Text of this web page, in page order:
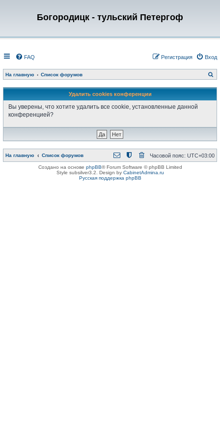
Богородицк - тульский Петергоф
FAQ Вход
Регистрация
На главную Список форумов
о
с
Удалить cookies конференции
Вы уверены, что хотите удалить все cookie, установленные данной
конференцией?
На главную Список форумов Часовой пояс: UTC+03:00
Создано на основе phpBB® Forum Software © phpBB Limited
Style subsilver3.2. Design by CabinetAdmina.ru
Русская поддержка phpBB